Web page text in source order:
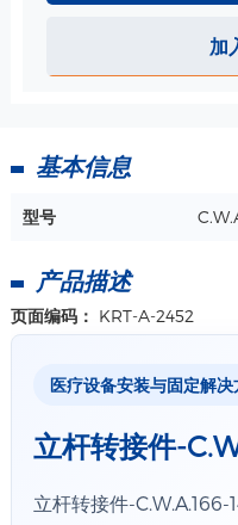
加
基本信息
型号
产品描述
页面编码： KRT-A-2452
医疗设备安装与固定解
立杆转接件-
立杆转接件-